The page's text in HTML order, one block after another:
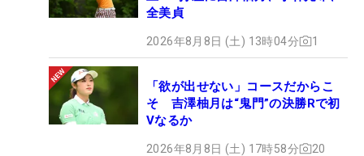
全美貞
2026年8月8日 (土) 13時04分 1
「欲が出せない」コースだからこ
そ 吉澤柚月は“鬼門”の決勝Rで初
Vなるか
2026年8月8日 (土) 17時58分 20